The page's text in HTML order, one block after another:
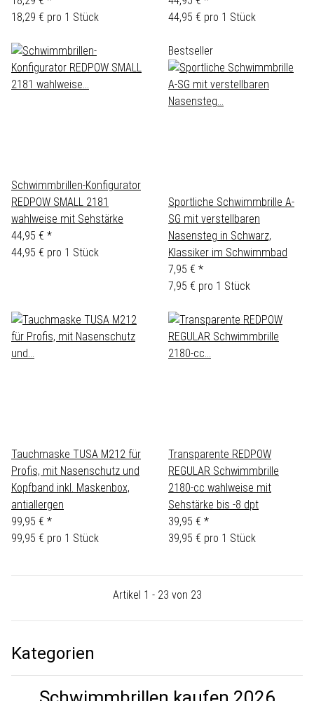
18,29 € pro 1 Stück
44,95 € pro 1 Stück
Schwimmbrillen-Konfigurator
REDPOW SMALL 2181
wahlweise mit Sehstärke
44,95 € *
44,95 € pro 1 Stück
Bestseller
Sportliche Schwimmbrille A-
SG mit verstellbaren
Nasensteg in Schwarz,
Klassiker im Schwimmbad
7,95 € *
7,95 € pro 1 Stück
Tauchmaske TUSA M212 für
Profis, mit Nasenschutz und
Kopfband inkl. Maskenbox,
antiallergen
99,95 € *
99,95 € pro 1 Stück
Transparente REDPOW
REGULAR Schwimmbrille
2180-cc wahlweise mit
Sehstärke bis -8 dpt
39,95 € *
39,95 € pro 1 Stück
Artikel 1 - 23 von 23
Kategorien